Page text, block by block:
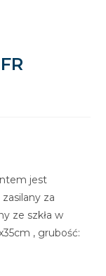
jest
za
ze szkła w
, grubość: